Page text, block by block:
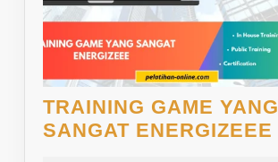
TRAINING GAME YANG
SANGAT ENERGIZEEE